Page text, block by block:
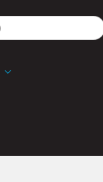
Mitsubishi
Chevrolet